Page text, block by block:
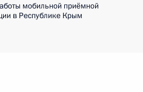
мобильной приёмной
в Республике Крым